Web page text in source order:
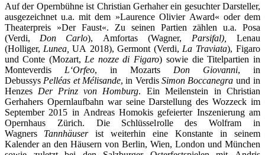
Auf der Opernbühne ist Christian Gerhaher ein gesuchter Darsteller,
ausgezeichnet u.a. mit dem »Laurence Olivier Award« oder dem
Theaterpreis »Der Faust«. Zu seinen Partien zählen u.a. Posa
(Verdi, Don Carlo), Amfortas (Wagner, Parsifal),
Lenau
(Holliger, Lunea, UA 2018), Germont (Verdi, La Traviata), Figaro
und Conte (Mozart, Le nozze di Figaro) sowie die Titelpartien in
Monteverdis L‘Orfeo, in Mozarts Don Giovanni, in
Debussys Pelléas et Mélisande, in Verdis Simon Boccanegra und in
Henzes Der Prinz von Homburg. Ein Meilenstein in Christian
Gerhahers Opernlaufbahn war seine Darstellung des Wozzeck im
September 2015 in Andreas Homokis gefeierter Inszenierung am
Opernhaus Zürich. Die Schlüsselrolle des Wolfram in
Wagners Tannhäuserist weiterhin eine Konstante in seinem
Kalender an den Häusern von Berlin, Wien, London und München